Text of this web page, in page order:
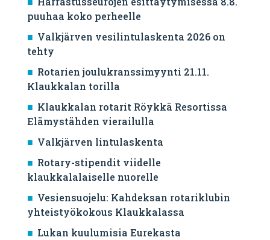
puuhaa koko perheelle
Valkjärven vesilintulaskenta 2026 on
tehty
Rotarien joulukranssimyynti 21.11.
Klaukkalan torilla
Klaukkalan rotarit Röykkä Resortissa
Elämystähden vierailulla
Valkjärven lintulaskenta
Rotary-stipendit viidelle
klaukkalalaiselle nuorelle
Vesiensuojelu: Kahdeksan rotariklubin
yhteistyökokous Klaukkalassa
Lukan kuulumisia Eurekasta